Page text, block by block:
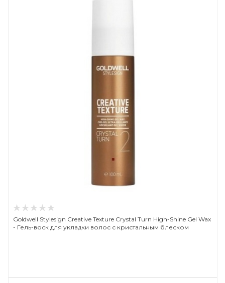
Goldwell Stylesign Creative Texture Crystal Turn High-Shine Gel Wax
- Гель-воск для укладки волос с кристальным блеском